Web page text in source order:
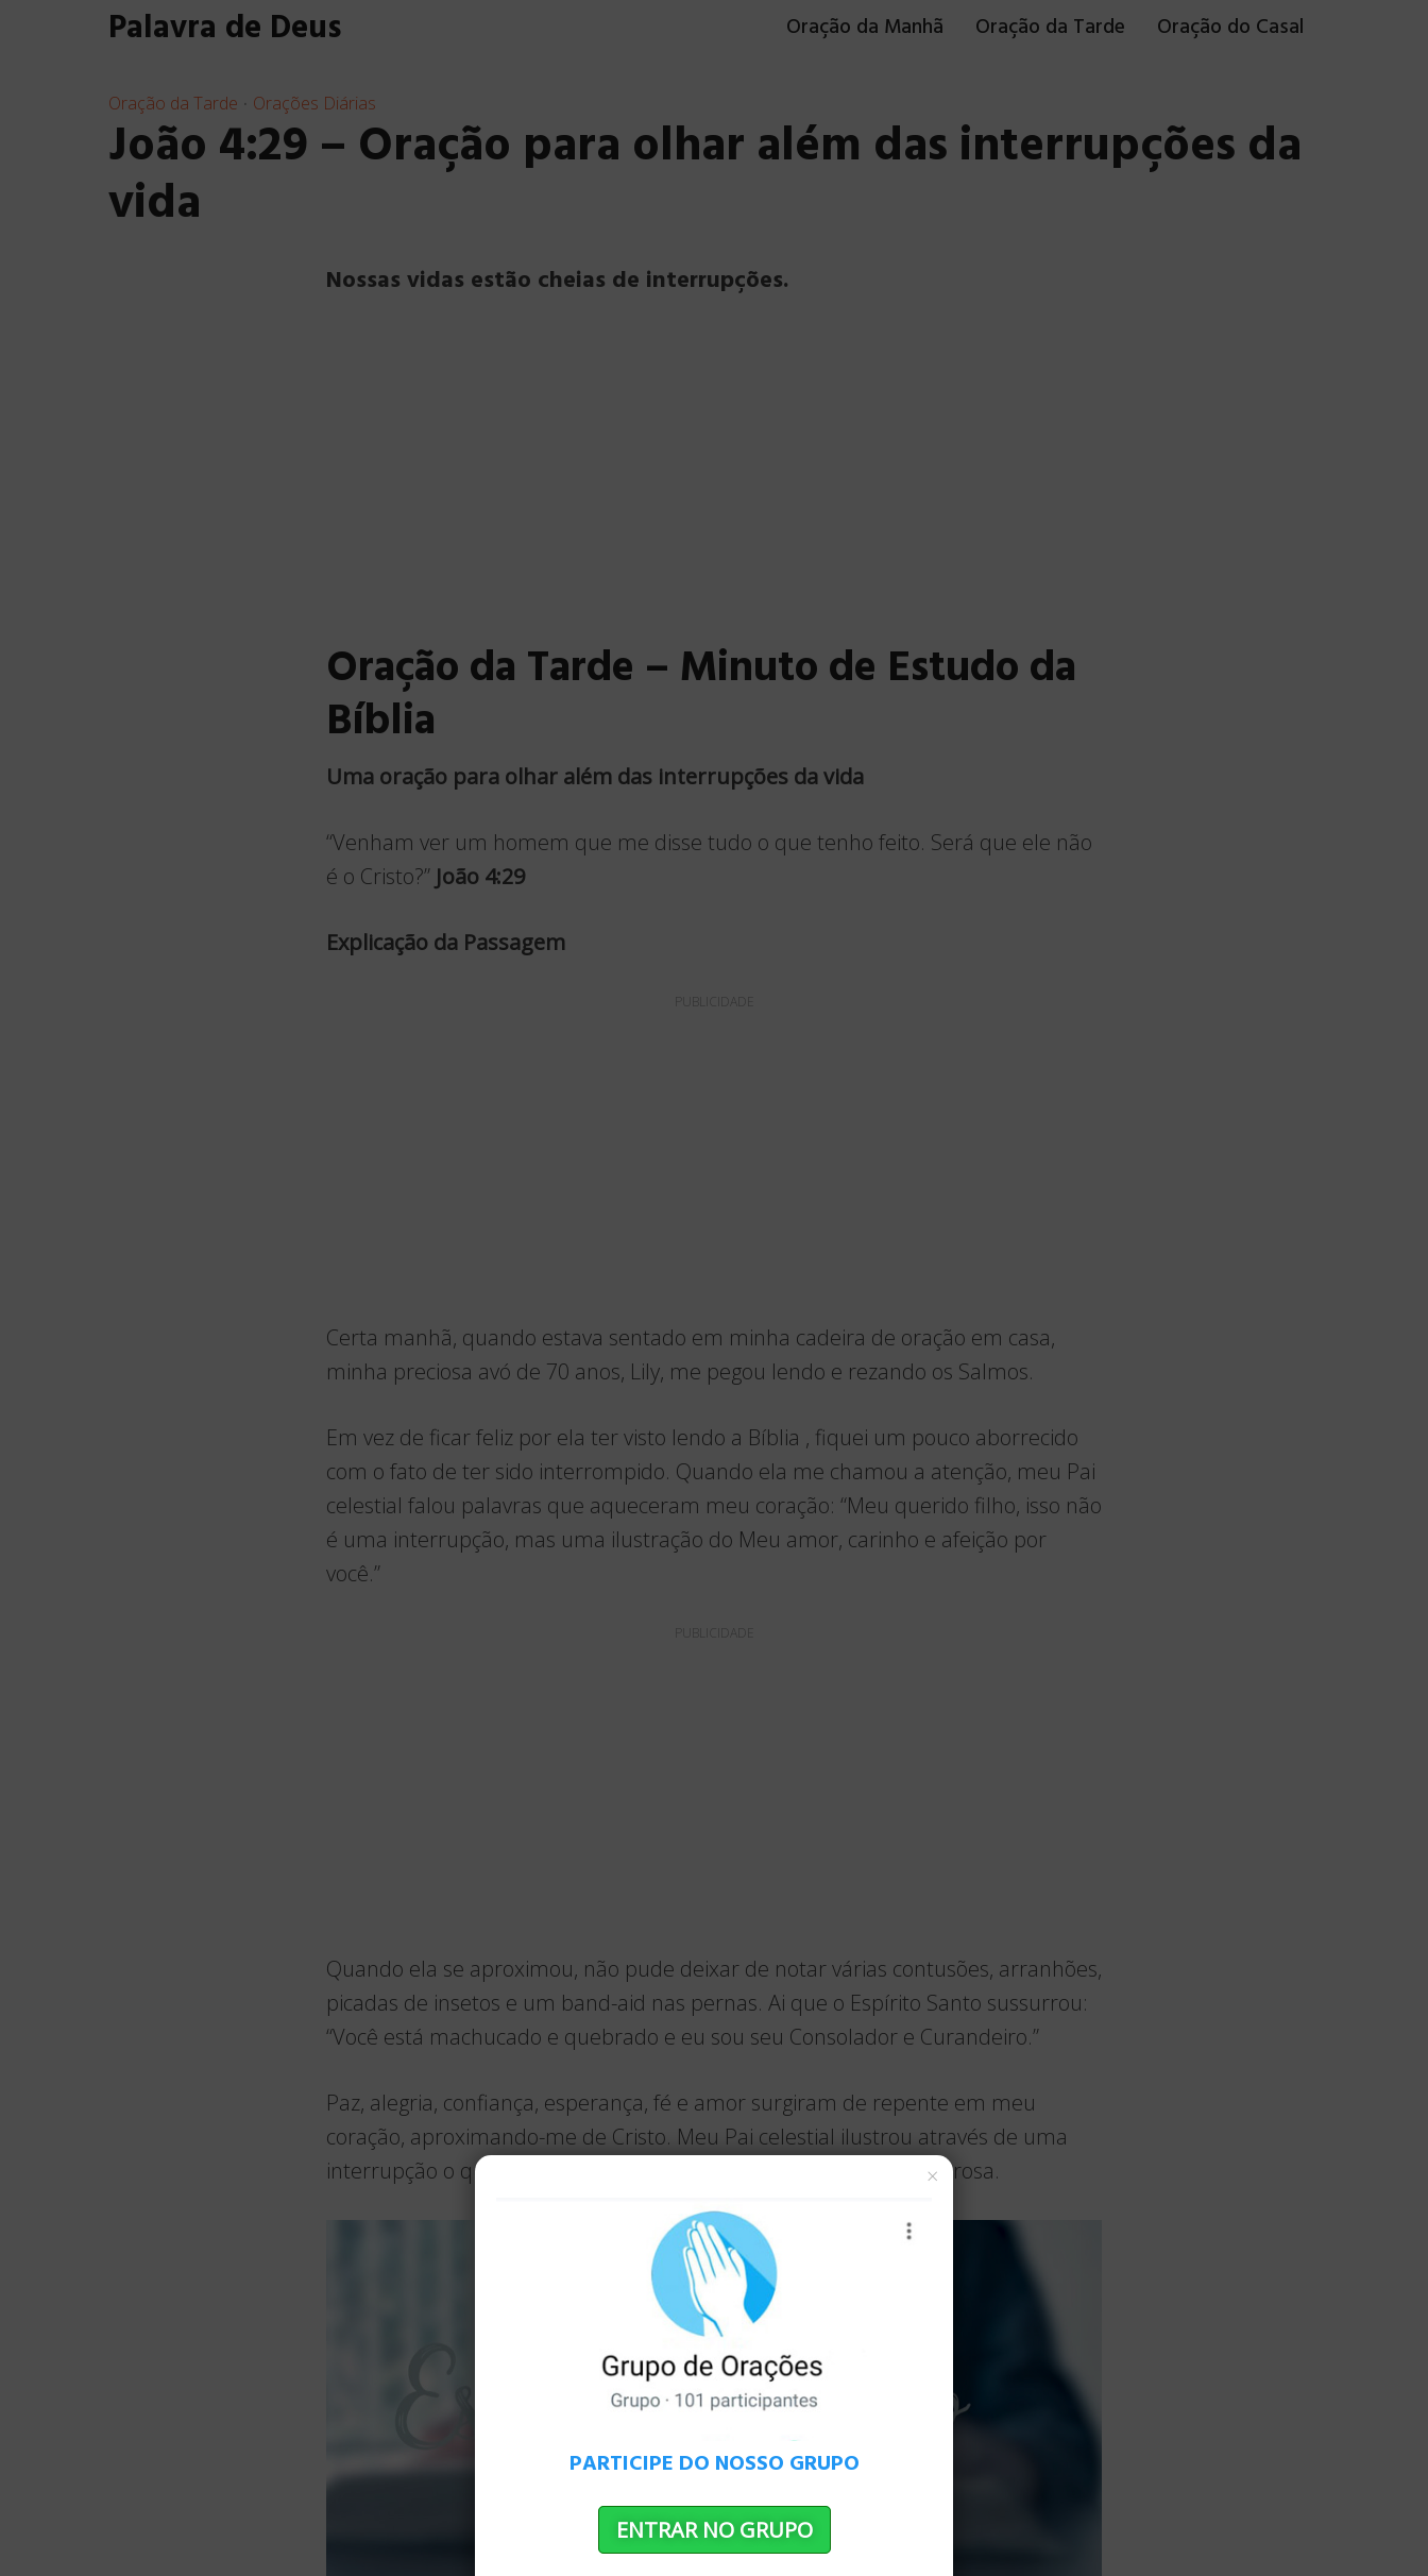
Palavra de Deus Oração da Manhã Oração da Tarde Oração do Casal
Oração da Tarde • Orações Diárias
João 4:29 – Oração para olhar além das interrupções da
vida
Nossas vidas estão cheias de interrupções.
Oração da Tarde – Minuto de Estudo da
Bíblia
Uma oração para olhar além das interrupções da vida
“Venham ver um homem que me disse tudo o que tenho feito. Será que ele não
é o Cristo?” João 4:29
Explicação da Passagem
PUBLICIDADE
Certa manhã, quando estava sentado em minha cadeira de oração em casa,
minha preciosa avó de 70 anos, Lily, me pegou lendo e rezando os Salmos.
Em vez de ficar feliz por ela ter visto lendo a Bíblia , fiquei um pouco aborrecido
com o fato de ter sido interrompido. Quando ela me chamou a atenção, meu Pai
celestial falou palavras que aqueceram meu coração: “Meu querido filho, isso não
é uma interrupção, mas uma ilustração do Meu amor, carinho e afeição por
você.”
PUBLICIDADE
Quando ela se aproximou, não pude deixar de notar várias contusões, arranhões,
picadas de insetos e um band-aid nas pernas. Ai que o Espírito Santo sussurrou:
“Você está machucado e quebrado e eu sou seu Consolador e Curandeiro.”
Paz, alegria, confiança, esperança, fé e amor surgiram de repente em meu
coração, aproximando-me de Cristo. Meu Pai celestial ilustrou através de uma
interrupção o que eu procurava o tempo todo: Sua presença amorosa.
×
PARTICIPE DO NOSSO GRUPO
ENTRAR NO GRUPO